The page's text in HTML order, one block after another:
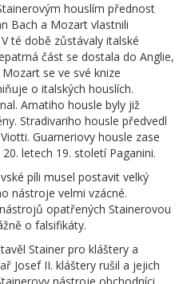
houslím přednost
Bach a Mozart vlastnili
té době zůstávaly italské
část se dostala do Anglie,
se ve své knize
o italských houslích.
Amatiho housle byly již
Stradivariho housle předvedl
Guarneriovy housle zase
letech 19. století Paganini.
píli musel postavit velký
nástroje velmi vzácné.
opatřených Stainerovou
o falsifikáty.
Stainer pro kláštery a
Josef II. kláštery rušil a jejich